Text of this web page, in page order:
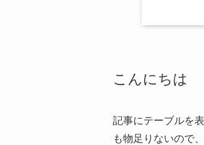
こんにちは
記事にテーブルを
も物足りないので